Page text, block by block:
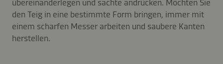
übereinanderlegen und sachte andrücken. Möchten Sie
den Teig in eine bestimmte Form bringen, immer mit
einem scharfen Messer arbeiten und saubere Kanten
herstellen.